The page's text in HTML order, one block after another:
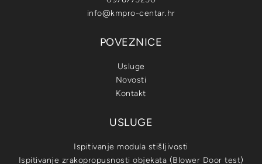
info@kmpro-centar.hr
POVEZNICE
Usluge
Novosti
Kontakt
USLUGE
Ispitivanje modula stišljivosti
Ispitivanje zrakopropusnosti objekata (Blower Door test)